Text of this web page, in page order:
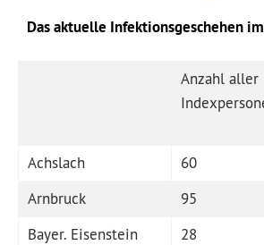
Das aktuelle Infektionsgeschehen
Anzahl aller
Achslach 60
Arnbruck
95
Bayer. Eisenstein
28